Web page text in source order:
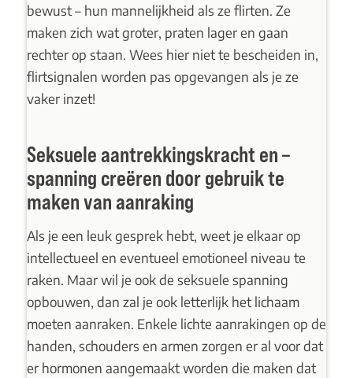
bewust – hun mannelijkheid als ze flirten. Ze
maken zich wat groter, praten lager en gaan
rechter op staan. Wees hier niet te bescheiden in,
flirtsignalen worden pas opgevangen als je ze
vaker inzet!
Seksuele aantrekkingskracht en –
spanning creëren door gebruik te
maken van aanraking
Als je een leuk gesprek hebt, weet je elkaar op
intellectueel en eventueel emotioneel niveau te
raken. Maar wil je ook de seksuele spanning
opbouwen, dan zal je ook letterlijk het lichaam
moeten aanraken. Enkele lichte aanrakingen op de
handen, schouders en armen zorgen er al voor dat
er hormonen aangemaakt worden die maken dat